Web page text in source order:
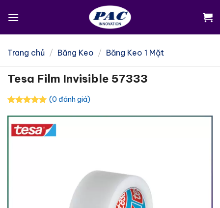
Trang chủ / Băng Keo / Băng Keo 1 Mặt
Tesa Film Invisible 57333
(0 đánh giá)